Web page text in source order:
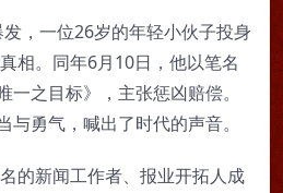
，一位26岁的年轻小伙子投身
相。同年6月10日，他以笔名
一之目标》，主张惩凶赔偿。
与勇气，喊出了时代的声音。
的新闻工作者、报业开拓人成